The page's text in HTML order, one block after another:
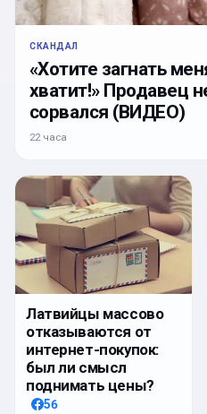
СКАНДАЛ
«Хотите загнать
хватит!» Продавец
сорвался (ВИДЕО)
22 часа
Латвийцы массово
отказываются от
интернет-покупок:
был ли смысл
поднимать цены?
56